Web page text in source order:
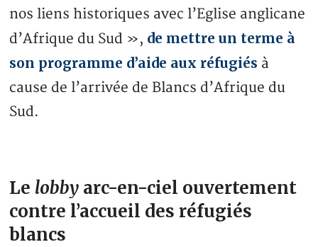
nos liens historiques avec l’Eglise anglicane
d’Afrique du Sud », de mettre un terme à
son programme d’aide aux réfugiés à
cause de l’arrivée de Blancs d’Afrique du
Sud.
Le lobby arc-en-ciel ouvertement
contre l’accueil des réfugiés
blancs